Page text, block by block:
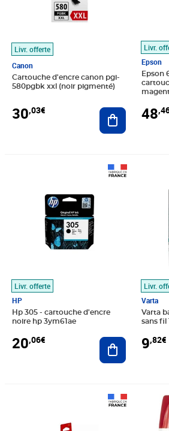
Livr. offerte
Canon
Cartouche d'encre canon pgi-
580pgbk xxl (noir pigmenté)
30,03€ Ajouter au
Livr.
Epson
Epson
48
Livr. offerte
HP
Hp 305 - cartouche d'encre
noire hp 3ym61ae
20,06€ Ajouter au
Livr.
Varta
Varta
sans fil
9,82€
Prix
Prix